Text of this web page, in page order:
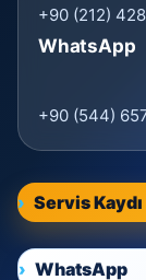
+90 (212)
WhatsApp
+90 (544)
Servis Kaydı
WhatsApp